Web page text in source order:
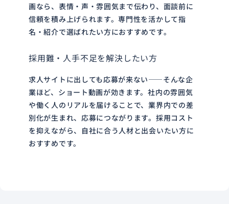
画なら、表情・声・雰囲気まで伝わり、面談前に
信頼を積み上げられます。専門性を活かして指
名・紹介で選ばれたい方におすすめです。
採用難・人手不足を解決したい方
求人サイトに出しても応募が来ない——そんな企
業ほど、ショート動画が効きます。社内の雰囲気
や働く人のリアルを届けることで、業界内での差
別化が生まれ、応募につながります。採用コスト
を抑えながら、自社に合う人材と出会いたい方に
おすすめです。